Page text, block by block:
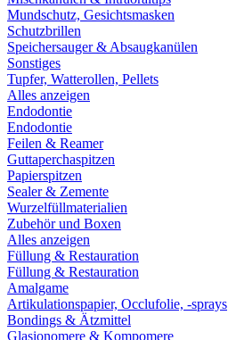
Mundschutz, Gesichtsmasken
Schutzbrillen
Speichersauger & Absaugkanülen
Sonstiges
Tupfer, Watterollen, Pellets
Alles anzeigen
Endodontie
Endodontie
Feilen & Reamer
Guttaperchaspitzen
Papierspitzen
Sealer & Zemente
Wurzelfüllmaterialien
Zubehör und Boxen
Alles anzeigen
Füllung & Restauration
Füllung & Restauration
Amalgame
Artikulationspapier, Occlufolie, -sprays
Bondings & Ätzmittel
Glasionomere & Kompomere